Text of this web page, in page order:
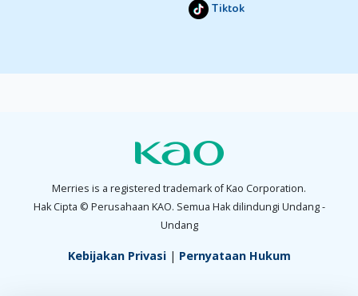
Tiktok
Merries is a registered trademark of Kao Corporation.
Hak Cipta © Perusahaan KAO. Semua Hak dilindungi Undang -
Undang
Kebijakan Privasi| Pernyataan Hukum